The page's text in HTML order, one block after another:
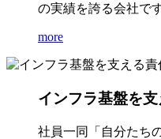
の実績を誇る会社です
more
インフラ基盤を
社員一同「自分たち